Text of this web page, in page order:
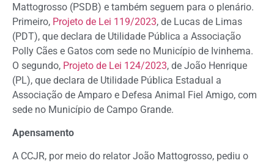
Mattogrosso (PSDB) e também seguem para o plenário.
Primeiro, Projeto de Lei 119/2023, de Lucas de Limas
(PDT), que declara de Utilidade Pública a Associação
Polly Cães e Gatos com sede no Município de Ivinhema.
O segundo, Projeto de Lei 124/2023, de João Henrique
(PL), que declara de Utilidade Pública Estadual a
Associação de Amparo e Defesa Animal Fiel Amigo, com
sede no Município de Campo Grande.
Apensamento
A CCJR, por meio do relator João Mattogrosso, pediu o